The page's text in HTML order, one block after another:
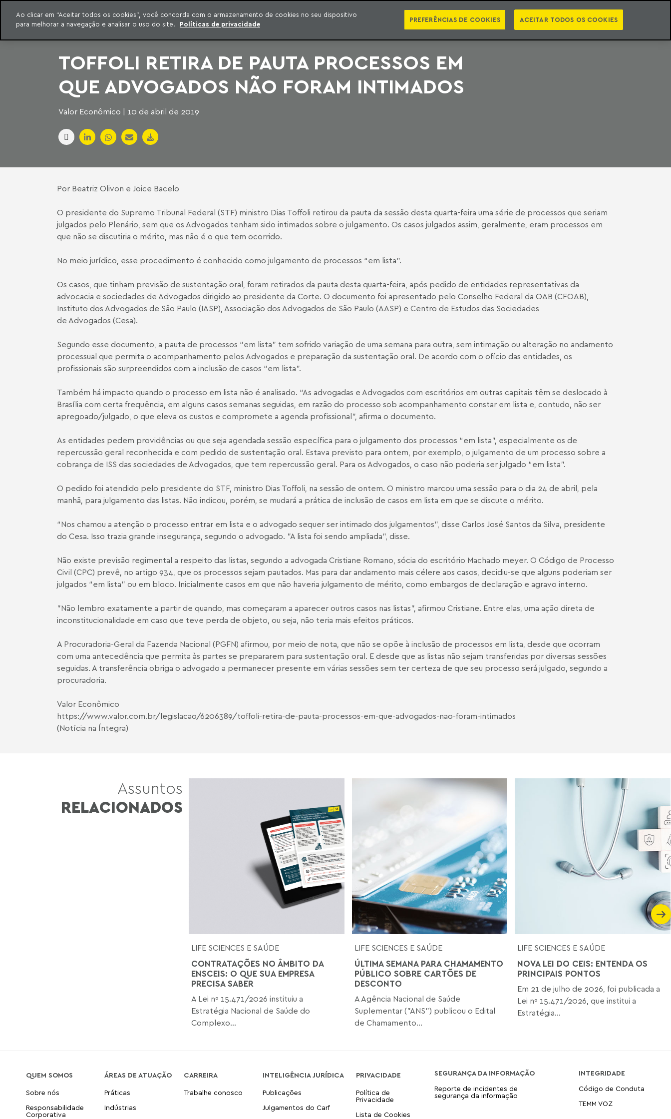
para o conteúdo
Machado Meyer
INTELIGÊNCIA JURÍDICA
CONTEÚDO EXCLUSIVO MACHADO MEYER ADVOGADOS
SÉRIES PUBLICAÇÕES EBOOKS PODCASTS NEWSLETTER VIDEOCASTS PT EN CATEGORIAS
TOFFOLI RETIRA DE PAUTA PROCESSOS EM
QUE ADVOGADOS NÃO FORAM INTIMADOS
Valor Econômico | 10 de abril de 2019
Por Beatriz Olivon e Joice Bacelo
O presidente do Supremo Tribunal Federal (STF) ministro Dias Toffoli retirou da pauta da sessão desta quarta-feira uma série de processos que seriam
julgados pelo Plenário, sem que os Advogados tenham sido intimados sobre o julgamento. Os casos julgados assim, geralmente, eram processos em
que não se discutiria o mérito, mas não é o que tem ocorrido.
No meio jurídico, esse procedimento é conhecido como julgamento de processos “em lista”.
Os casos, que tinham previsão de sustentação oral, foram retirados da pauta desta quarta-feira, após pedido de entidades representativas da
advocacia e sociedades de Advogados dirigido ao presidente da Corte. O documento foi apresentado pelo Conselho Federal da OAB (CFOAB),
Instituto dos Advogados de São Paulo (IASP), Associação dos Advogados de São Paulo (AASP) e Centro de Estudos das Sociedades
de Advogados (Cesa).
Segundo esse documento, a pauta de processos “em lista” tem sofrido variação de uma semana para outra, sem intimação ou alteração no andamento
processual que permita o acompanhamento pelos Advogados e preparação da sustentação oral. De acordo com o ofício das entidades, os
profissionais são surpreendidos com a inclusão de casos “em lista”.
Também há impacto quando o processo em lista não é analisado. “As advogadas e Advogados com escritórios em outras capitais têm se deslocado à
Brasília com certa frequência, em alguns casos semanas seguidas, em razão do processo sob acompanhamento constar em lista e, contudo, não ser
apregoado/julgado, o que eleva os custos e compromete a agenda profissional”, afirma o documento.
As entidades pedem providências ou que seja agendada sessão específica para o julgamento dos processos “em lista”, especialmente os de
repercussão geral reconhecida e com pedido de sustentação oral. Estava previsto para ontem, por exemplo, o julgamento de um processo sobre a
cobrança de ISS das sociedades de Advogados, que tem repercussão geral. Para os Advogados, o caso não poderia ser julgado “em lista”.
O pedido foi atendido pelo presidente do STF, ministro Dias Toffoli, na sessão de ontem. O ministro marcou uma sessão para o dia 24 de abril, pela
manhã, para julgamento das listas. Não indicou, porém, se mudará a prática de inclusão de casos em lista em que se discute o mérito.
“Nos chamou a atenção o processo entrar em lista e o advogado sequer ser intimado dos julgamentos", disse Carlos José Santos da Silva, presidente
do Cesa. Isso trazia grande insegurança, segundo o advogado. "A lista foi sendo ampliada", disse.
Não existe previsão regimental a respeito das listas, segundo a advogada Cristiane Romano, sócia do escritório Machado meyer. O Código de Processo
Civil (CPC) prevê, no artigo 934, que os processos sejam pautados. Mas para dar andamento mais célere aos casos, decidiu-se que alguns poderiam ser
julgados “em lista” ou em bloco. Inicialmente casos em que não haveria julgamento de mérito, como embargos de declaração e agravo interno.
"Não lembro exatamente a partir de quando, mas começaram a aparecer outros casos nas listas", afirmou Cristiane. Entre elas, uma ação direta de
inconstitucionalidade em caso que teve perda de objeto, ou seja, não teria mais efeitos práticos.
A Procuradoria-Geral da Fazenda Nacional (PGFN) afirmou, por meio de nota, que não se opõe à inclusão de processos em lista, desde que ocorram
com uma antecedência que permita às partes se prepararem para sustentação oral. E desde que as listas não sejam transferidas por diversas sessões
seguidas. A transferência obriga o advogado a permanecer presente em várias sessões sem ter certeza de que seu processo será julgado, segundo a
procuradoria.
Valor Econômico
https://www.valor.com.br/legislacao/6206389/toffoli-retira-de-pauta-processos-em-que-advogados-nao-foram-intimados
(Notícia na Íntegra)
Assuntos
RELACIONADOS
LIFE SCIENCES E SAÚDE
CONTRATAÇÕES NO ÂMBITO DA
ENSCEIS: O QUE SUA EMPRESA
PRECISA SABER
A Lei nº 15.471/2026 instituiu a
Estratégia Nacional de Saúde do
Complexo...
LIFE SCIENCES E SAÚDE
ÚLTIMA SEMANA PARA CHAMAMENTO
PÚBLICO SOBRE CARTÕES DE
DESCONTO
A Agência Nacional de Saúde
Suplementar ("ANS") publicou o Edital
de Chamamento...
LIFE SCIENCES E SAÚDE
NOVA LEI DO CEIS: ENTENDA OS
PRINCIPAIS PONTOS
Em 21 de julho de 2026, foi publicada a
Lei nº 15.471/2026, que institui a
Estratégia...
QUEM SOMOS
Sobre nós
Responsabilidade
Corporativa
ÁREAS DE ATUAÇÃO
Práticas
Indústrias
CARREIRA
Trabalhe conosco
INTELIGÊNCIA JURÍDICA
Publicações
Julgamentos do Carf
PRIVACIDADE
Política de
Privacidade
Lista de Cookies
SEGURANÇA DA INFORMAÇÃO
Reporte de incidentes de
segurança da informação
INTEGRIDADE
Código de Conduta
TEMM VOZ
Ao clicar em “Aceitar todos os cookies”, você concorda com o armazenamento de cookies no seu dispositivo
para melhorar a navegação e analisar o uso do site.
Políticas de privacidade
PREFERÊNCIAS DE COOKIES ACEITAR TODOS OS COOKIES